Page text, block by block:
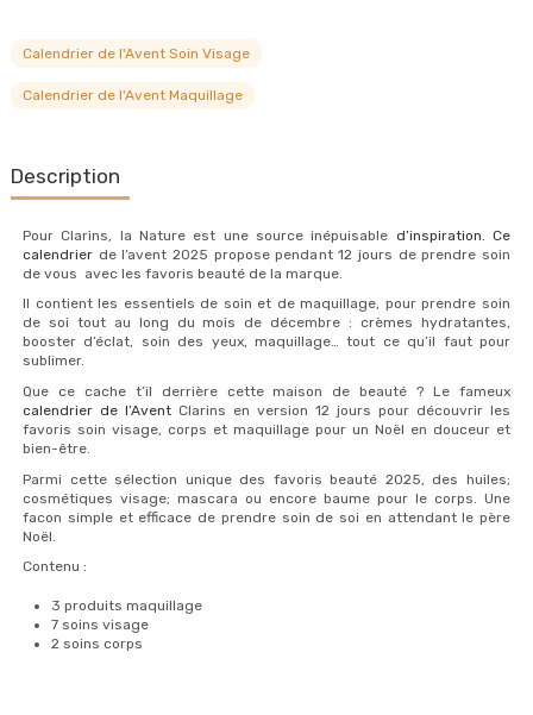
Calendrier de l'Avent Soin Visage
Calendrier de l'Avent Maquillage
Description
Pour Clarins, la Nature est une source inépuisable d’inspiration. Ce
calendrier de l’avent 2025 propose pendant 12 jours de prendre soin
de vous avec les favoris beauté de la marque.
Il contient les essentiels de soin et de maquillage, pour prendre soin
de soi tout au long du mois de décembre : crèmes hydratantes,
booster d’éclat, soin des yeux, maquillage… tout ce qu’il faut pour
sublimer.
Que ce cache t’il derrière cette maison de beauté ? Le fameux
calendrier de l’Avent Clarins en version 12 jours pour découvrir les
favoris soin visage, corps et maquillage pour un Noël en douceur et
bien-être.
Parmi cette sélection unique des favoris beauté 2025, des huiles;
cosmétiques visage; mascara ou encore baume pour le corps. Une
facon simple et efficace de prendre soin de soi en attendant le père
Noël.
Contenu :
3 produits maquillage
7 soins visage
2 soins corps